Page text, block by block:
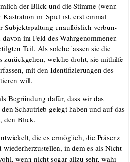
der Blick und die Stim­me (wenn
im Spiel ist, erst ein­mal
Sub­jekt­spal­tung unauf­lös­lich ver­bun­
im Feld des Wahr­ge­nom­me­nen
Teil. Als sol­che las­sen sie die
zurück­ge­hen, wel­che droht, sie mit­hil­fe
mit den Iden­ti­fi­zie­run­gen des
will.
Begrün­dung dafür, dass wir das
Schau­trieb gelegt haben und auf das
den Blick.
die es ermög­lich, die Prä­senz
wie­der­her­zu­stel­len, in dem es als Nicht-
wenn nicht sogar all­zu sehr, wahr­